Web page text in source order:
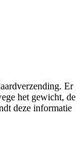
Er
het gewicht, de
deze informatie